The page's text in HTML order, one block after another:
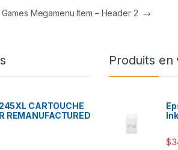
Megamenu Item – Header 2 →
CARTOUCHE
REMANUFACTURED
Produits en
$